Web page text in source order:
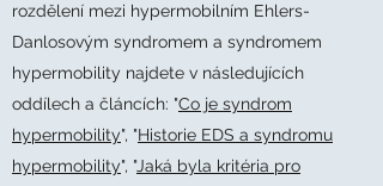
rozdělení mezi hypermobilním Ehlers-
Danlosovým syndromem a syndromem
hypermobility najdete v následujících
oddílech a článcích: "Co je syndrom
hypermobility", "Historie EDS a syndromu
hypermobility​", "Jaká byla kritéria pro